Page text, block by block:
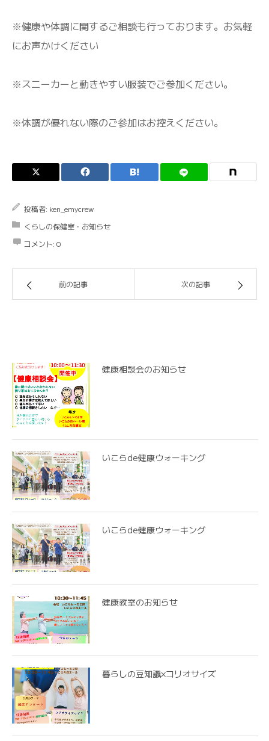
※健康や体調に関するご相談も行っております。お気軽
にお声かけください
※スニーカーと動きやすい服装でご参加ください。
※体調が優れない際のご参加はお控えください。
投稿者: ken_emycrew
くらしの保健室・お知らせ
コメント: 0
前の記事 次の記事
健康相談会のお知らせ
いこらde健康ウォーキング
いこらde健康ウォーキング
健康教室のお知らせ
暮らしの豆知識×コリオサイズ